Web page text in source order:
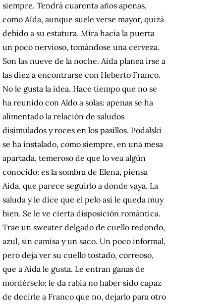
siempre. Tendrá cuarenta años apenas,
como Aída, aunque suele verse mayor, quizá
debido a su estatura. Mira hacia la puerta
un poco nervioso, tomándose una cerveza.
Son las nueve de la noche. Aída planea irse a
las diez a encontrarse con Heberto Franco.
No le gusta la idea. Hace tiempo que no se
ha reunido con Aldo a solas: apenas se ha
alimentado la relación de saludos
disimulados y roces en los pasillos. Podalski
se ha instalado, como siempre, en una mesa
apartada, temeroso de que lo vea algún
conocido: es la sombra de Elena, piensa
Aída, que parece seguirlo a donde vaya. La
saluda y le dice que el pelo así le queda muy
bien. Se le ve cierta disposición romántica.
Trae un sweater delgado de cuello redondo,
azul, sin camisa y un saco. Un poco informal,
pero deja ver su cuello tostado, correoso,
que a Aída le gusta. Le entran ganas de
mordérselo; le da rabia no haber sido capaz
de decirle a Franco que no, dejarlo para otro